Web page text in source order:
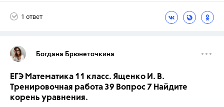
1 ответ
Богдана Брюнеточкина
ЕГЭ Математика 11 класс. Ященко И. В.
Тренировочная работа 39 Вопрос 7 Найдите
корень уравнения.